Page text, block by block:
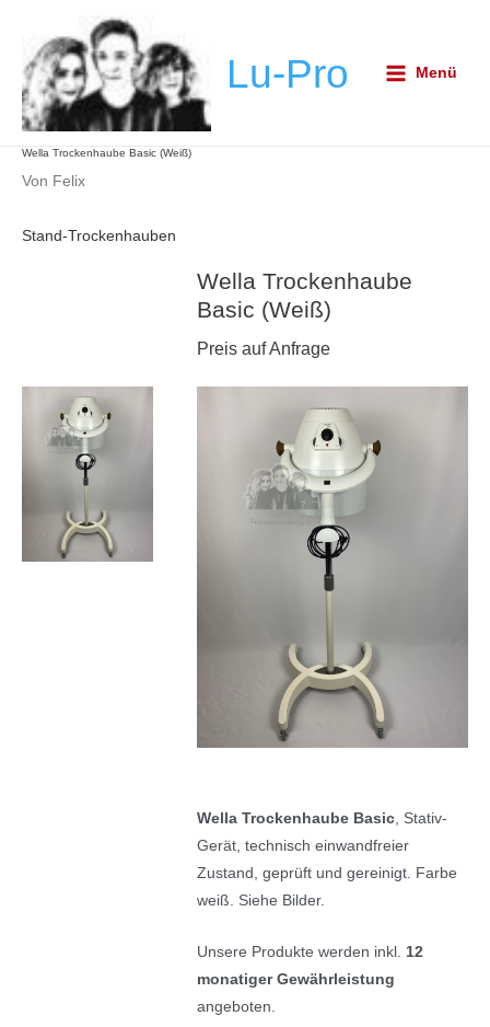
springen
Lu-Pro
MenuMenü
Wella Trockenhaube Basic (Weiß)
Von Felix
Stand-Trockenhauben
Wella Trockenhaube
Basic (Weiß)
Preis auf Anfrage
Wella Trockenhaube Basic, Stativ-
Gerät, technisch einwandfreier
Zustand, geprüft und gereinigt. Farbe
weiß. Siehe Bilder.
Unsere Produkte werden inkl. 12
monatiger Gewährleistung
angeboten.
navigation